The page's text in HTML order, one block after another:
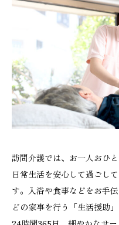
訪問介護では、お一人おひ
日常生活を安心して過ごし
す。入浴や食事などをお手
どの家事を行う「生活援助